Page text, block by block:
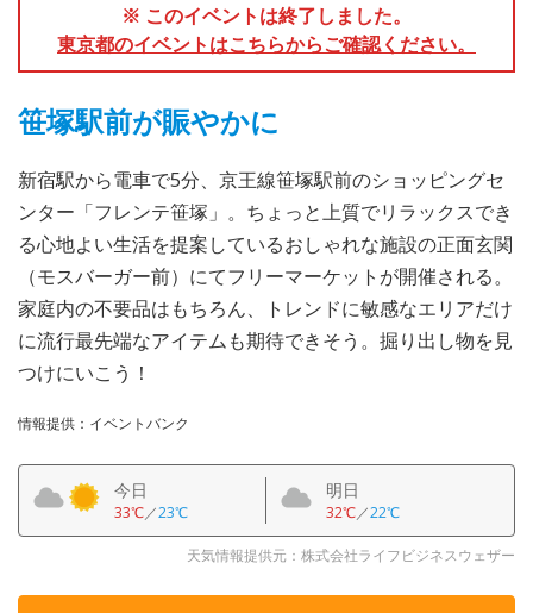
※ このイベントは終了しました。
東京都のイベントはこちらからご確認ください。
笹塚駅前が賑やかに
新宿駅から電車で5分、京王線笹塚駅前のショッピングセ
ンター「フレンテ笹塚」。ちょっと上質でリラックスでき
る心地よい生活を提案しているおしゃれな施設の正面玄関
（モスバーガー前）にてフリーマーケットが開催される。
家庭内の不要品はもちろん、トレンドに敏感なエリアだけ
に流行最先端なアイテムも期待できそう。掘り出し物を見
つけにいこう！
情報提供：イベントバンク
今日
33℃／23℃
明日
32℃／22℃
天気情報提供元：株式会社ライフビジネスウェザー